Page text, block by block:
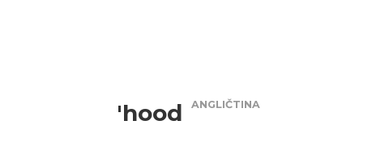
'hood ANGLIČTINA